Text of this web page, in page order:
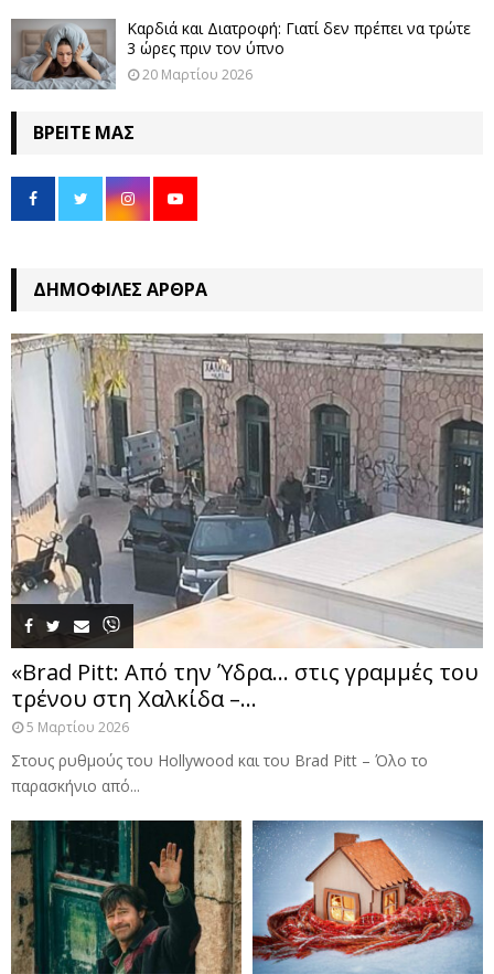
Καρδιά και Διατροφή: Γιατί δεν πρέπει να τρώτε
3 ώρες πριν τον ύπνο
20 Μαρτίου 2026
ΒΡΕΊΤΕ ΜΑΣ
ΔΗΜΟΦΙΛΈΣ ΆΡΘΡΑ
«Brad Pitt: Από την Ύδρα… στις γραμμές του
τρένου στη Χαλκίδα –...
5 Μαρτίου 2026
Στους ρυθμούς του Hollywood και του Brad Pitt – Όλο το
παρασκήνιο από...